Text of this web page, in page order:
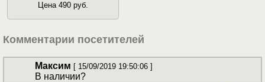
Цена 490 руб.
Комментарии посетителей
Максим [ 15/09/2019 19:50:06 ]
В наличии?